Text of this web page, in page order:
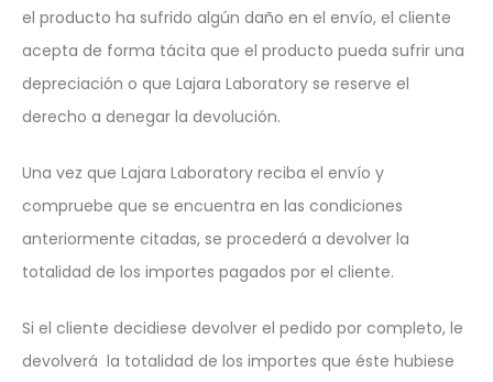
el producto ha sufrido algún daño en el envío, el cliente
acepta de forma tácita que el producto pueda sufrir una
depreciación o que Lajara Laboratory se reserve el
derecho a denegar la devolución.
Una vez que Lajara Laboratory reciba el envío y
compruebe que se encuentra en las condiciones
anteriormente citadas, se procederá a devolver la
totalidad de los importes pagados por el cliente.
Si el cliente decidiese devolver el pedido por completo, le
devolverá la totalidad de los importes que éste hubiese